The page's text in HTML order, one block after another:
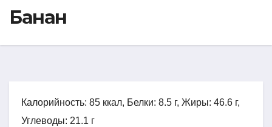
Банан
Калорийность: 85 ккал, Белки: 8.5 г, Жиры: 46.6 г,
Углеводы: 21.1 г